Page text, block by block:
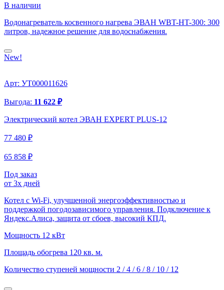
В наличии
Водонагреватель косвенного нагрева ЭВАН WBT-HT-300: 300
литров, надежное решение для водоснабжения.
New!
Арт: УТ000011626
Выгода: 11 622 ₽
Электрический котел ЭВАН EXPERT PLUS-12
77 480 ₽
65 858 ₽
Под заказ
от 3х дней
Котел с Wi-Fi, улучшенной энергоэффективностью и
поддержкой погодозависимого управления. Подключение к
Яндекс.Алиса, защита от сбоев, высокий КПД.
Мощность 12 кВт
Площадь обогрева 120 кв. м.
Количество ступеней мощности 2 / 4 / 6 / 8 / 10 / 12